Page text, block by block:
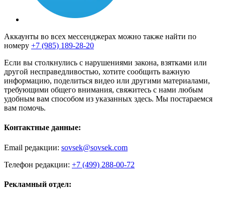
Аккаунты во всех мессенджерах можно также найти по
номеру +7 (985) 189-28-20
Если вы столкнулись с нарушениями закона, взятками или
другой несправедливостью, хотите сообщить важную
информацию, поделиться видео или другими материалами,
требующими общего внимания, свяжитесь с нами любым
удобным вам способом из указанных здесь. Мы постараемся
вам помочь.
Контактные данные:
Email редакции: sovsek@sovsek.com
Телефон редакции: +7 (499) 288-00-72
Рекламный отдел: